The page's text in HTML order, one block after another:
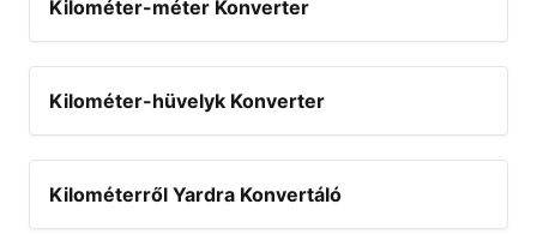
Kilométer-méter Konverter
Kilométer-hüvelyk Konverter
Kilométerről Yardra Konvertáló